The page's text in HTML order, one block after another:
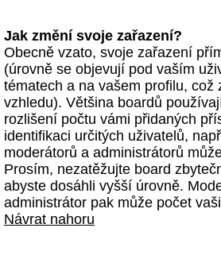
Jak změní svoje zařazení?
Obecně vzato, svoje zařazení
(úrovně se objevují pod vaším
tématech a na vašem profilu, což
vzhledu). Většina boardů
rozlišení počtu vámi přidaných
identifikaci určitých uživatelů,
moderátorů a administrátorů
Prosím, nezatěžujte board
abyste dosáhli vyšší úrovně.
administrátor pak může počet
Návrat nahoru